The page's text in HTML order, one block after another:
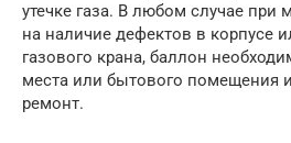
утечке газа. В любом случае
на наличие дефектов в корпусе
газового крана, баллон
места или бытового помещения
ремонт.